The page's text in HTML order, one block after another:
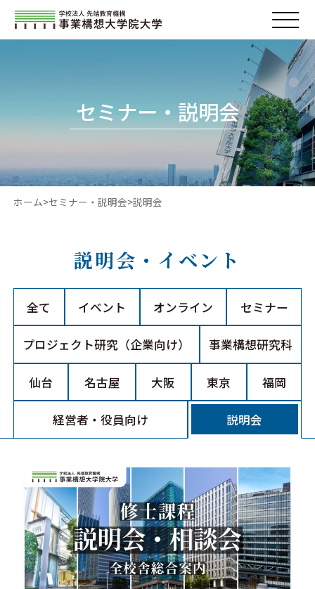
セミナー・説明会
ホーム セミナー・説明会 説明会
説明会・イベント
全て イベント オンライン セミナー
プロジェクト研究（企業向け） 事業構想研究科
仙台 名古屋 大阪 東京 福岡
経営者・役員向け 説明会